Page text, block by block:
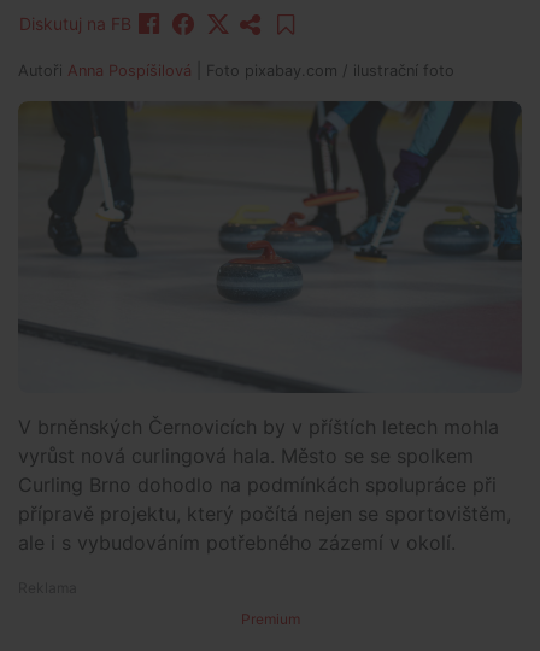
Diskutuj na FB
Autoři Anna Pospíšilová | Foto pixabay.com / ilustrační foto
V brněnských Černovicích by v příštích letech mohla
vyrůst nová curlingová hala. Město se se spolkem
Curling Brno dohodlo na podmínkách spolupráce při
přípravě projektu, který počítá nejen se sportovištěm,
ale i s vybudováním potřebného zázemí v okolí.
Premium